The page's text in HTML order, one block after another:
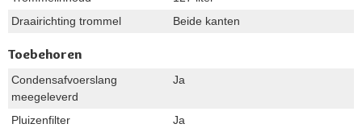
Draairichting trommel
Beide kanten
Toebehoren
Condensafvoerslang
meegeleverd
Ja
Pluizenfilter Ja